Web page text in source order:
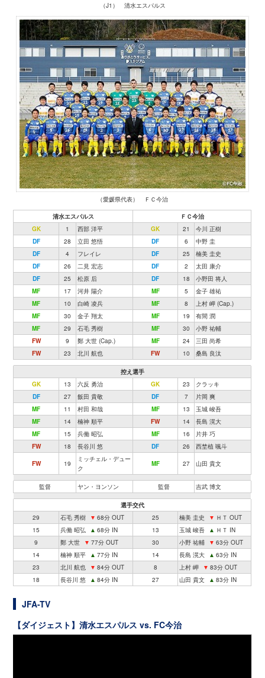
（J1） 清水エスパルス
（愛媛県代表） ＦＣ今治
清水エスパルス
ＦＣ今治
GK
1 西部 洋平 GK 21
今川 正樹
DF
28 立田 悠悟 DF 6
中野 圭
DF
4 フレイレ DF 25
楠美 圭史
DF
26 二見 宏志 DF 2
太田 康介
DF
25 松原 后 DF 18
小野田 将人
MF
17 河井 陽介 MF 5
金子 雄祐
MF
10 白崎 凌兵 MF 8
上村 岬 (Cap.)
MF
30 金子 翔太 MF 19
有間 潤
MF
29 石毛 秀樹 MF 30
小野 祐輔
FW
9 鄭 大世 (Cap.) MF 24
三田 尚希
FW
23 北川 航也 FW 10 桑島 良汰
控え選手
GK
13 六反 勇治 GK 23
クラッキ
DF
27 飯田 貴敬 DF 7
片岡 爽
MF
11 村田 和哉 MF 13
玉城 峻吾
MF
14 楠神 順平 FW 14
長島 滉大
MF
15 兵働 昭弘 MF 16
片井 巧
FW
18 長谷川 悠 DF 26 西埜植 颯斗
FW 19
ミッチェル・デュー
ク
MF 27 山田 貴文
監督 ヤン・ヨンソン 監督 吉武 博文
選手交代
29
石毛 秀樹 ▼ 68分 OUT 25 楠美 圭史 ▼ ＨＴ OUT
15
兵働 昭弘 ▲ 68分 IN 13 玉城 峻吾 ▲ ＨＴ IN
9
鄭 大世 ▼ 77分 OUT 30 小野 祐輔 ▼ 63分 OUT
14
楠神 順平 ▲ 77分 IN 14 長島 滉大 ▲ 63分 IN
23
北川 航也 ▼ 84分 OUT 8 上村 岬 ▼ 83分 OUT
18
長谷川 悠 ▲ 84分 IN 27 山田 貴文 ▲ 83分 IN
JFA-TV
【ダイジェスト】清水エスパルス vs. FC今治